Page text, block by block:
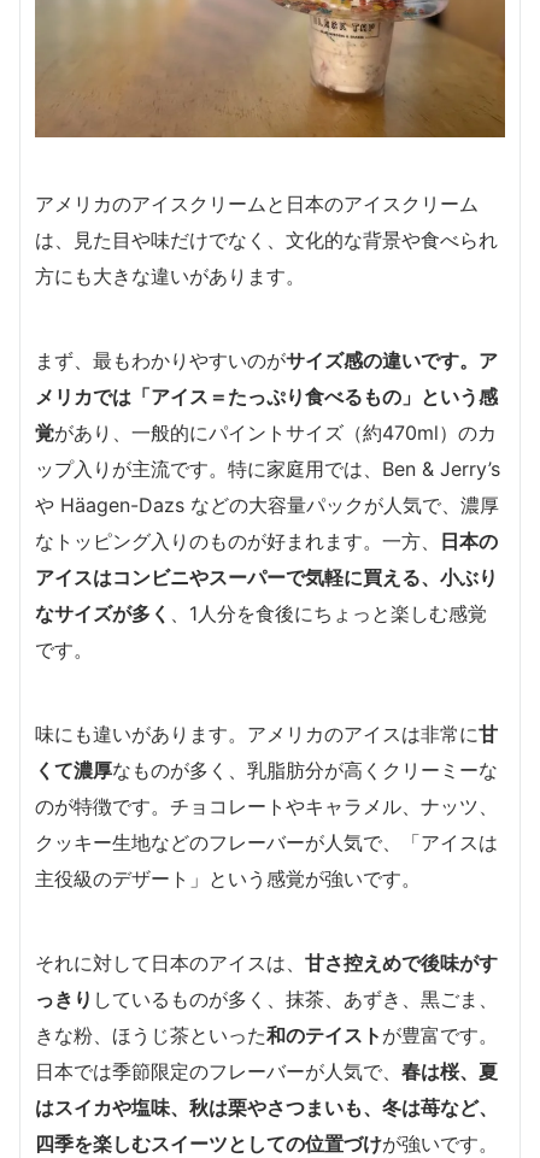
アメリカのアイスクリームと日本のアイスクリーム
は、見た目や味だけでなく、文化的な背景や食べられ
方にも大きな違いがあります。
まず、最もわかりやすいのがサイズ感の違いです。ア
メリカでは「アイス＝たっぷり食べるもの」という感
覚があり、一般的にパイントサイズ（約470ml）のカ
ップ入りが主流です。特に家庭用では、Ben & Jerry’s
や Häagen-Dazs などの大容量パックが人気で、濃厚
なトッピング入りのものが好まれます。一方、
日本の
アイスはコンビニやスーパーで気軽に買える、小ぶり
なサイズが多く 、1人分を食後にちょっと楽しむ感覚
です。
味にも違いがあります。アメリカのアイスは非常に甘
くて濃厚なものが多く、乳脂肪分が高くクリーミーな
のが特徴です。チョコレートやキャラメル、ナッツ、
クッキー生地などのフレーバーが人気で、「アイスは
主役級のデザート」という感覚が強いです。
それに対して日本のアイスは、 甘さ控えめで後味がす
っきり しているものが多く、抹茶、あずき、黒ごま、
きな粉、ほうじ茶といった和のテイスト が豊富です。
日本では季節限定のフレーバーが人気で、 春は桜、夏
はスイカや塩味、秋は栗やさつまいも、冬は苺など、
四季を楽しむスイーツとしての位置づけが強いです。